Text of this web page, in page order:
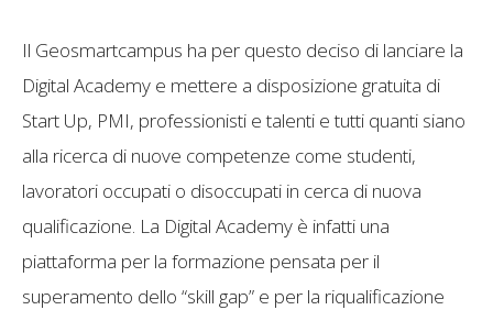
Il Geosmartcampus ha per questo deciso di lanciare la
Digital Academy e mettere a disposizione gratuita di
Start Up, PMI, professionisti e talenti e tutti quanti siano
alla ricerca di nuove competenze come studenti,
lavoratori occupati o disoccupati in cerca di nuova
qualificazione. La Digital Academy è infatti una
piattaforma per la formazione pensata per il
superamento dello “skill gap” e per la riqualificazione